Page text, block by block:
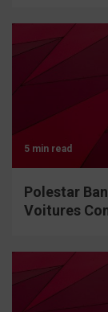
5 min read
Polestar
Voitures